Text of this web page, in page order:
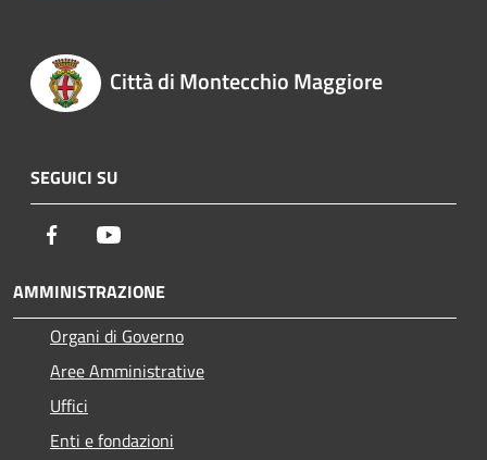
Città di Montecchio Maggiore
SEGUICI SU
Facebook
AMMINISTRAZIONE
Organi di Governo
Aree Amministrative
Uffici
Enti e fondazioni